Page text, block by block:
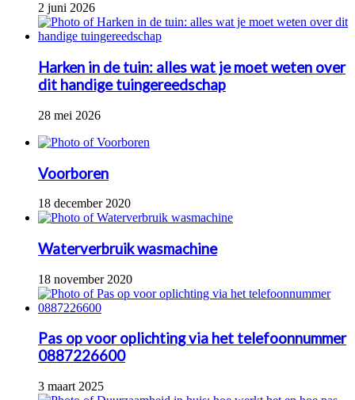
2 juni 2026
Harken in de tuin: alles wat je moet weten over
dit handige tuingereedschap
28 mei 2026
Voorboren
18 december 2020
Waterverbruik wasmachine
18 november 2020
Pas op voor oplichting via het telefoonnummer
0887226600
3 maart 2025